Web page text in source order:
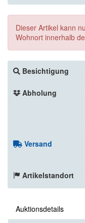
Dieser Artikel kann
Wohnort innerhalb
Besichtigung
Abholung
Versand
Artikelstandort
Auktionsdetails